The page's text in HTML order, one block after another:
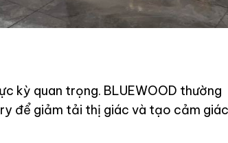
kỳ quan trọng. BLUEWOOD thường
để giảm tải thị giác và tạo cảm giác